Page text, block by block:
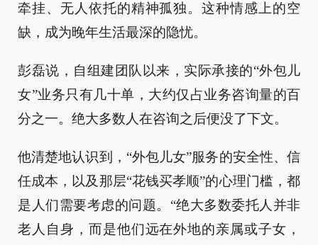
牵挂、无人依托的精神孤独。这种情感上的空
缺，成为晚年生活最深的隐忧。
彭磊说，自组建团队以来，实际承接的“外包儿
女”业务只有几十单，大约仅占业务咨询量的百
分之一。绝大多数人在咨询之后便没了下文。
他清楚地认识到，“外包儿女”服务的安全性、信
任成本，以及那层“花钱买孝顺”的心理门槛，都
是人们需要考虑的问题。“绝大多数委托人并非
老人自身，而是他们远在外地的亲属或子女，